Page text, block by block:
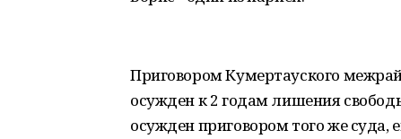
Приговором Кумертауского
осужден к 2 годам лишения
осужден приговором того же